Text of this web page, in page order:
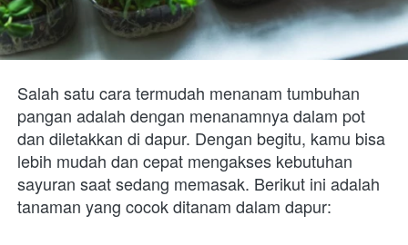
Salah satu cara termudah menanam tumbuhan
pangan adalah dengan menanamnya dalam pot
dan diletakkan di dapur. Dengan begitu, kamu bisa
lebih mudah dan cepat mengakses kebutuhan
sayuran saat sedang memasak. Berikut ini adalah
tanaman yang cocok ditanam dalam dapur: